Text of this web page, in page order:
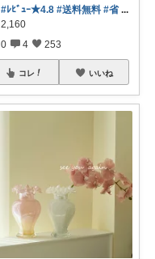
#ﾚﾋﾞｭｰ★4.8 #送料無料 #省 ...
2,160
0 4 253
コレ いいね